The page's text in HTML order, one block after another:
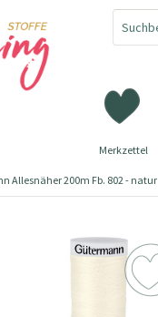
Merkzettel
Allesnäher 200m Fb. 802 - natur